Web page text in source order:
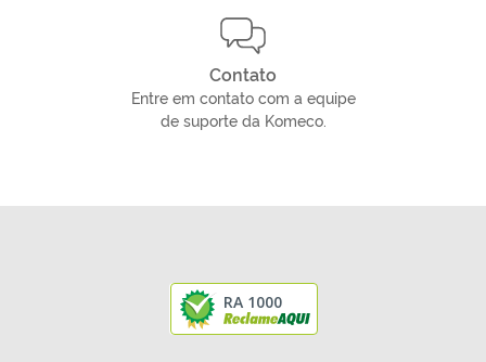
Contato
Entre em contato com a equipe
de suporte da Komeco.
RA 1000